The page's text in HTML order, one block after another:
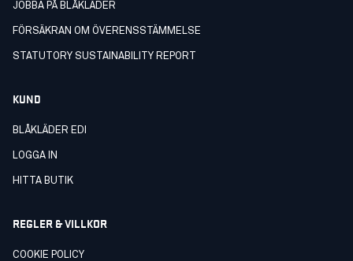
JOBBA PÅ BLÅKLÄDER
FÖRSÄKRAN OM ÖVERENSSTÄMMELSE
STATUTORY SUSTAINABILITY REPORT
KUND
BLÅKLÄDER EDI
LOGGA IN
HITTA BUTIK
REGLER & VILLKOR
COOKIE POLICY